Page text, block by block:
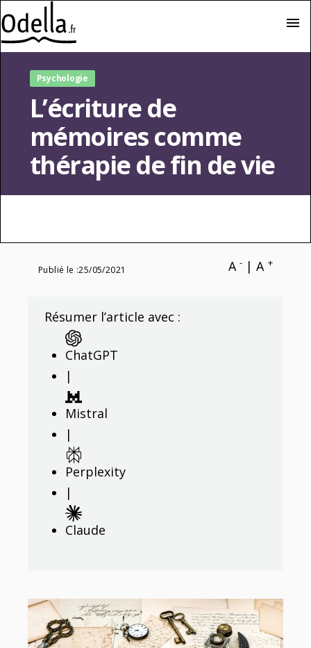
menu
Psychologie
L’écriture de
mémoires comme
thérapie de fin de vie
Publié le :25/05/2021 A - | A +
Résumer l’article avec :
ChatGPT
|
Mistral
|
Perplexity
|
Claude